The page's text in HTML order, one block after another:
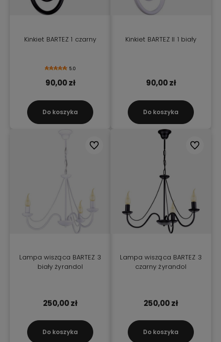
Kinkiet BARTEZ 1 czarny
5.0
90,00 zł
Do koszyka
Kinkiet BARTEZ II 1 biały
90,00 zł
Do koszyka
Lampa wisząca BARTEZ 3
biały żyrandol
250,00 zł
Do koszyka
Do ulubionych
Lampa wisząca BARTEZ 3
czarny żyrandol
250,00 zł
Do koszyka
Do